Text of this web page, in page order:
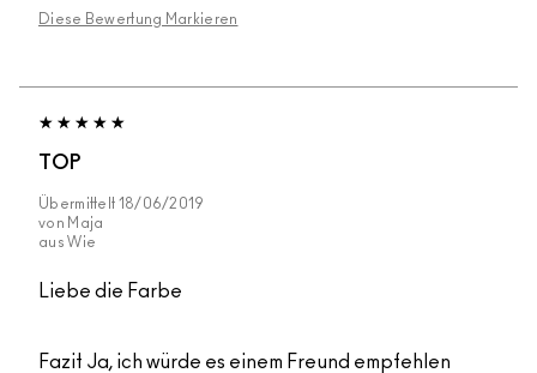
Diese Bewertung Markieren
TOP
Übermittelt 18/06/2019
von Maja
aus Wie
Liebe die Farbe
Fazit Ja, ich würde es einem Freund empfehlen